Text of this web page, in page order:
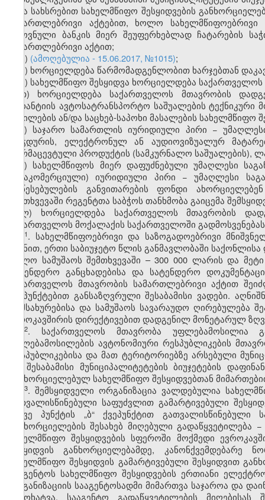
სხვა სახსრებით სახელმწიფო შესყიდვების
სამართლებრივი აქტებით, ხოლო
ეროვნული ბანკის მიერ შეუფერხებლად ჩატარების
სამართლებრივი აქტით;
ე) (ამოღებულია - 15.06.2017, №1015);
ვ) ხორციელდება წარმომადგენლობით ხარჯებთან
ზ) სახელმწიფო შესყიდვა ხორციელდება
თ) ხორციელდება საქართველოს მთავრობის
გარანტიის ავტოსატრანსპორტო საშუალების
ნაწილების ან/და საცხებ-საპოხი მასალების სახელმწიფო
ი) საჯარო სამართლის იურიდიული პირი −
(ბეჭდურის, ელექტრონულ ან აუდიოვიზუალურ
ფარმაცევტული პროდუქტის (სამკურნალო საშუალების),
კ) სახელმწიფოს მიერ დაფუძნებული უმაღლესი
(არაკომერციული) იურიდიული პირი − უმაღლესი
დაწესებულების განვითარების ფონდი
შემთხვევაში რეგენტთა საბჭოს თანხმობა გაიცემა
ლ) ხორციელდება საქართველოს მთავრობის
საქართველოს მოქალაქის საქართველოში
​1. სახელმწიფოებრივი და საზოგადოებრივი
მიზნით, ერთი საბიუჯეტო წლის განმავლობაში
ხოლო სამუშაოს შემთხვევაში – 300 000 ლარის და
სატენდერო განცხადებისა და სატენდერო
საქართველოს მთავრობის სამართლებრივი აქტით
ქვეპუნქტებით განსაზღვრული შესაბამისი ვადები.
მომსახურებისა და სამუშაოს სავარაუდო ღირებულება
ევროკავშირის დირექტივებით დადგენილ მონეტარულ
3​2. საქართველოს მთავრობა უფლებამოსილია
უფლებამოსილების ავტონომიური რესპუბლიკების
რესპუბლიკებისა და მათ ტერიტორიებზე არსებული
და შესაბამისი მუნიციპალიტეტების ბიუჯეტების
განხორციელებულ სახელმწიფო შესყიდვებთან
3​​3. შემსყიდველი ორგანიზაცია ვალდებულია
გათვალისწინებული საფუძვლით გამარტივებული
იმავე პუნქტის „ბ“ ქვეპუნქტით
განხორციელების შესახებ მიღებული
სახელმწიფო შესყიდვების სფეროში მოქმედი
შესყიდვის განხორციელებამდე,
სახელმწიფო შესყიდვის გამარტივებული შესყიდვით
სააგენტოს სახელმწიფო შესყიდვების ერთიანი
ორგანიზაციის სააგენტოსადმი მიმართვა საჯაროა და
გამოხატვა. სააგენტო გადაწყვეტილების